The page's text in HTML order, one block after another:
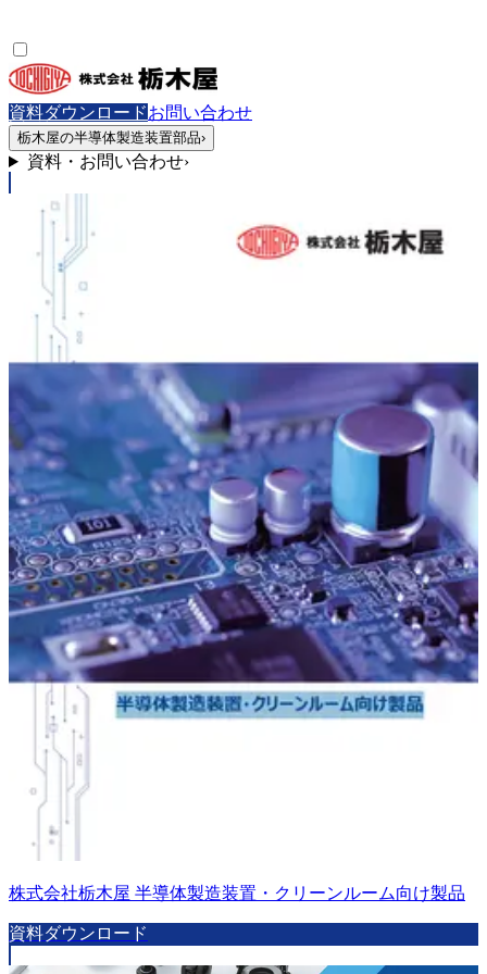
資料ダウンロードお問い合わせ
栃木屋の半導体製造装置部品›
資料・お問い合わせ›
株式会社栃木屋 半導体製造装置・クリーンルーム向け製品
資料ダウンロード